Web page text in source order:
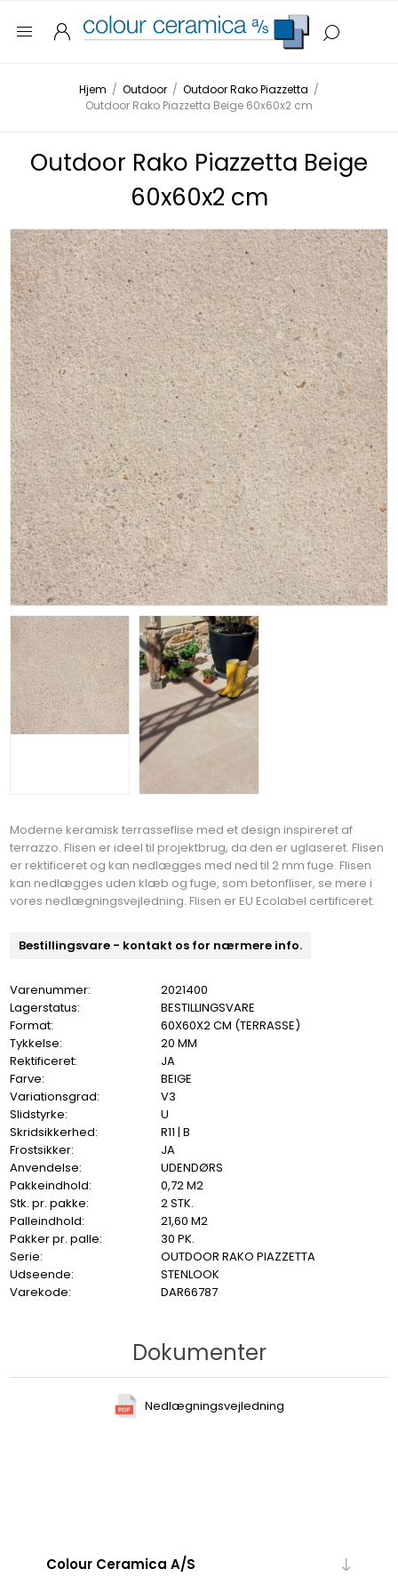
Hjem / Outdoor / Outdoor Rako Piazzetta /
Outdoor Rako Piazzetta Beige 60x60x2 cm
Outdoor Rako Piazzetta Beige
60x60x2 cm
Moderne keramisk terrasseflise med et design inspireret af
terrazzo. Flisen er ideel til projektbrug, da den er uglaseret. Flisen
er rektificeret og kan nedlægges med ned til 2 mm fuge. Flisen
kan nedlægges uden klæb og fuge, som betonfliser, se mere i
vores nedlægningsvejledning. Flisen er EU Ecolabel certificeret.
Bestillingsvare - kontakt os for nærmere info.
Varenummer:
2021400
Lagerstatus:
BESTILLINGSVARE
Format:
60X60X2 CM (TERRASSE)
Tykkelse:
20 MM
Rektificeret:
JA
Farve:
BEIGE
Variationsgrad:
V3
Slidstyrke:
U
Skridsikkerhed:
R11 | B
Frostsikker:
JA
Anvendelse:
UDENDØRS
Pakkeindhold:
0,72 M2
Stk. pr. pakke:
2 STK.
Palleindhold:
21,60 M2
Pakker pr. palle:
30 PK.
Serie:
OUTDOOR RAKO PIAZZETTA
Udseende:
STENLOOK
Varekode:
DAR66787
Dokumenter
Nedlægningsvejledning
Colour Ceramica A/S